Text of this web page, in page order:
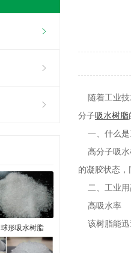
球形吸水树脂
随着工业技
分子吸水树脂
一、什么是
高分子吸水
的凝胶状态
二、工业用
高吸水率
该树脂能迅